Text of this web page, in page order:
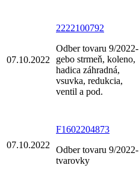
07.10.2022
2222100792
Odber tovaru 9/2022-
gebo strmeň, koleno,
hadica záhradná,
vsuvka, redukcia,
ventil a pod.
07.10.2022
F1602204873
Odber tovaru 9/2022-
tvarovky